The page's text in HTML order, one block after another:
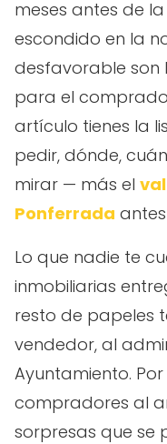
meses antes de
escondido en la
desfavorable son
para el
artículo tienes la
pedir, dónde,
mirar — más el
Ponferrada
Lo que nadie te
inmobiliarias
resto de papeles
vendedor, al
Ayuntamiento.
compradores al
sorpresas que se